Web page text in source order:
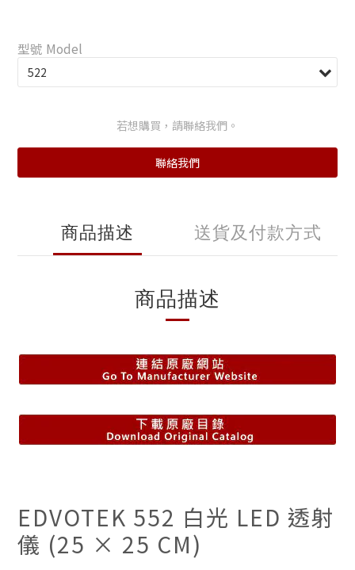
型號 Model
若想購買，請聯絡我們。
聯絡我們
商品描述 送貨及付款方式
商品描述
EDVOTEK 552 白光 LED 透射
儀 (25 × 25 CM)